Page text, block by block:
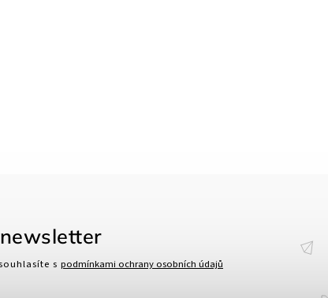
s podmínkami ochrany osobních údajů